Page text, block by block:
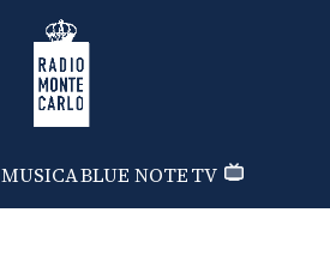
Radio Monte Carlo
MUSICABLUE NOTETV